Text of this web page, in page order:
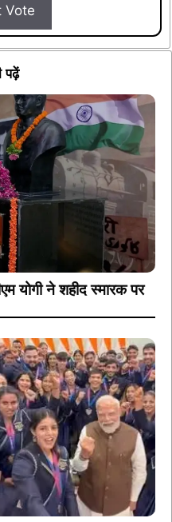
Vote
पढ़ें
योगी ने शहीद स्मारक पर